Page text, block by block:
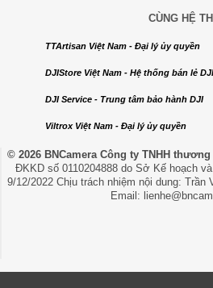
CÙNG HỆ
TTArtisan Việt Nam - Đại lý ủy quyền
DJIStore Việt Nam - Hệ thống bán lẻ
DJI Service - Trung tâm bảo hành DJI
Viltrox Việt Nam - Đại lý ủy quyền
© 2026 BNCamera Công ty TNHH
ĐKKD số 0110204888 do Sở Kế hoạch
9/12/2022 Chịu trách nhiệm nội dung: Trần
Email: